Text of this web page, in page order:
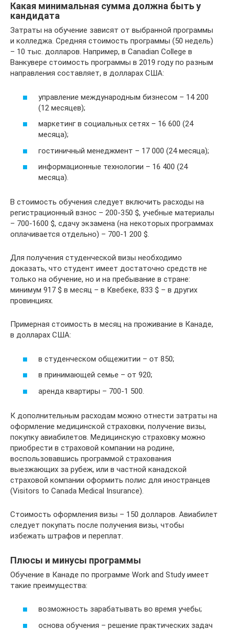
Какая минимальная сумма должна быть у
кандидата
Затраты на обучение зависят от выбранной программы
и колледжа. Средняя стоимость программы (50 недель)
– 10 тыс. долларов. Например, в Canadian College в
Ванкувере стоимость программы в 2019 году по разным
направления составляет, в долларах США:
управление международным бизнесом – 14 200
(12 месяцев);
маркетинг в социальных сетях – 16 600 (24
месяца);
гостиничный менеджмент – 17 000 (24 месяца);
информационные технологии – 16 400 (24
месяца).
В стоимость обучения следует включить расходы на
регистрационный взнос – 200-350 $, учебные материалы
– 700-1600 $, сдачу экзамена (на некоторых программах
оплачивается отдельно) – 700-1 200 $.
Для получения студенческой визы необходимо
доказать, что студент имеет достаточно средств не
только на обучение, но и на пребывание в стране:
минимум 917 $ в месяц – в Квебеке, 833 $ – в других
провинциях.
Примерная стоимость в месяц на проживание в Канаде,
в долларах США:
в студенческом общежитии – от 850;
в принимающей семье – от 920;
аренда квартиры – 700-1 500.
К дополнительным расходам можно отнести затраты на
оформление медицинской страховки, получение визы,
покупку авиабилетов. Медицинскую страховку можно
приобрести в страховой компании на родине,
воспользовавшись программой страхования
выезжающих за рубеж, или в частной канадской
страховой компании оформить полис для иностранцев
(Visitors to Canada Medical Insurance).
Стоимость оформления визы – 150 долларов. Авиабилет
следует покупать после получения визы, чтобы
избежать штрафов и переплат.
Плюсы и минусы программы
Обучение в Канаде по программе Work and Study имеет
такие преимущества:
возможность зарабатывать во время учебы;
основа обучения – решение практических задач